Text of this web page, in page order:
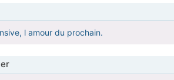
l amour du prochain.